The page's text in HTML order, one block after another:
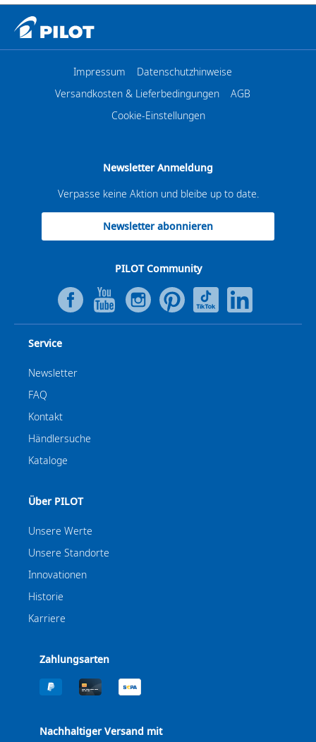
Impressum
Datenschutzhinweise
Versandkosten & Lieferbedingungen
AGB
Cookie-Einstellungen
Newsletter Anmeldung
Verpasse keine Aktion und bleibe up to date.
Newsletter abonnieren
PILOT Community
Service
Newsletter
FAQ
Kontakt
Händlersuche
Kataloge
Über PILOT
Unsere Werte
Unsere Standorte
Innovationen
Historie
Karriere
Zahlungsarten
Nachhaltiger Versand mit